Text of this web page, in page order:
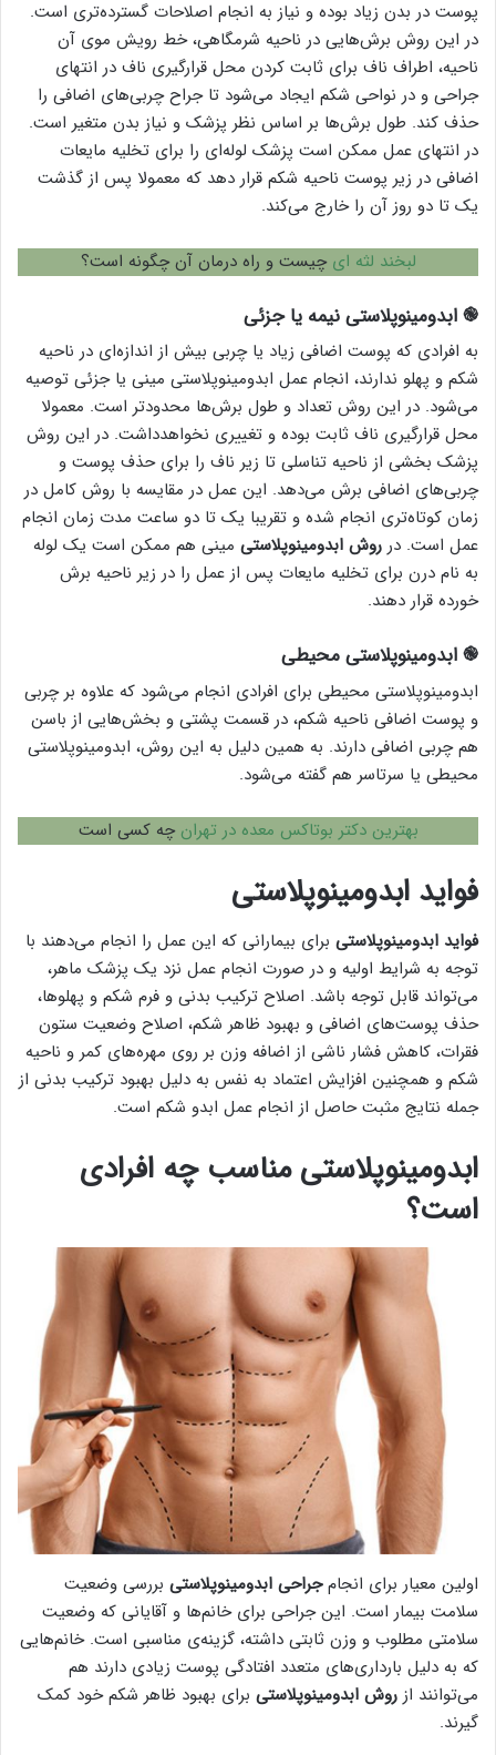
پوست در بدن زیاد بوده و نیاز به انجام اصلاحات گسترده‌تری است.
در این روش برش‌هایی در ناحیه شرمگاهی، خط رویش موی آن
ناحیه، اطراف ناف برای ثابت کردن محل قرارگیری ناف در انتهای
جراحی و در نواحی شکم ایجاد می‌شود تا جراح چربی‌های اضافی را
حذف کند. طول برش‌ها بر اساس نظر پزشک و نیاز بدن متغیر است.
در انتهای عمل ممکن است پزشک لوله‌ای را برای تخلیه مایعات
اضافی در زیر پوست ناحیه شکم قرار دهد که معمولا پس از گذشت
یک تا دو روز آن را خارج می‌کند.
لبخند لثه ای چیست و راه درمان آن چگونه است؟
֎ ابدومینوپلاستی نیمه یا جزئی
به افرادی که پوست اضافی زیاد یا چربی بیش از اندازه‌ای در ناحیه
شکم و پهلو ندارند، انجام عمل ابدومینوپلاستی مینی یا جزئی توصیه
می‌شود. در این روش تعداد و طول برش‌ها محدودتر است. معمولا
محل قرارگیری ناف ثابت بوده و تغییری نخواهدداشت. در این روش
پزشک بخشی از ناحیه تناسلی تا زیر ناف را برای حذف پوست و
چربی‌های اضافی برش می‌دهد. این عمل در مقایسه با روش کامل در
زمان کوتاه‌تری انجام شده و تقریبا یک تا دو ساعت مدت زمان انجام
عمل است. در روش ابدومینوپلاستی مینی هم ممکن است یک لوله
به نام درن برای تخلیه مایعات پس از عمل را در زیر ناحیه برش
خورده قرار دهند.
֎ ابدومینوپلاستی محیطی
ابدومینوپلاستی محیطی برای افرادی انجام می‌شود که علاوه بر چربی
و پوست اضافی ناحیه شکم، در قسمت پشتی و بخش‌هایی از باسن
هم چربی اضافی دارند. به همین دلیل به این روش، ابدومینوپلاستی
محیطی یا سرتاسر هم گفته می‌شود.
بهترین دکتر بوتاکس معده در تهران چه کسی است
فواید ابدومینوپلاستی
فواید ابدومینوپلاستی برای بیمارانی که این عمل را انجام می‌دهند با
توجه به شرایط اولیه و در صورت انجام عمل نزد یک پزشک ماهر،
می‌تواند قابل توجه باشد. اصلاح ترکیب بدنی و فرم شکم و پهلوها،
حذف پوست‌های اضافی و بهبود ظاهر شکم، اصلاح وضعیت ستون
فقرات، کاهش فشار ناشی از اضافه وزن بر روی مهره‌های کمر و ناحیه
شکم و همچنین افزایش اعتماد به نفس به دلیل بهبود ترکیب بدنی از
جمله نتایج مثبت حاصل از انجام عمل ابدو شکم است.
ابدومینوپلاستی مناسب چه افرادی
است؟
اولین معیار برای انجامجراحی ابدومینوپلاستی بررسی وضعیت
سلامت بیمار است. این جراحی برای خانم‌ها و آقایانی که وضعیت
سلامتی مطلوب و وزن ثابتی داشته، گزینه‌ی مناسبی است. خانم‌هایی
که به دلیل بارداری‌‌های متعدد افتادگی پوست زیادی دارند هم
می‌توانند از روش ابدومینوپلاستی برای بهبود ظاهر شکم خود کمک
گیرند.